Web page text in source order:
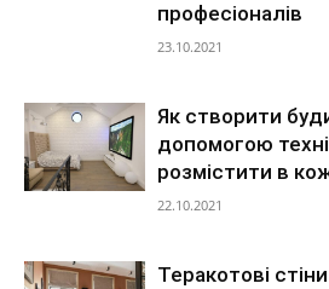
професіоналів
23.10.2021
Як створити
допомогою
розмістити в
22.10.2021
Теракотові